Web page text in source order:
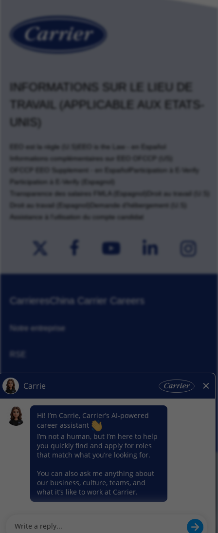
INFORMATIONS SUR LE LIEU DE
TRAVAIL (APPLICABLE AUX ETATS-
UNIS)
EEO est la règle (U.S)
EEO is the Law - en Español
Informations complémentaires sur EEO OFCCP (US)
OFCCP EEO Supplement - en Español
Participation à E-Verify
Participation à E-Verify (Espagnol)
Transparence des salaires FMLA (Espagnol)
Droit au travail (U.S)
Droit au travail (Espagnol)
Demande d'hébergement (U.S)
Assistance à l'utlisation du compte candidat
CarrieresChina Carrier Careers
Notre entreprise
Actualités
Nos activitiés
© 2026 Carrier. Tous droits réservés
Notice sur la protection des données
Conditions d'utilisation